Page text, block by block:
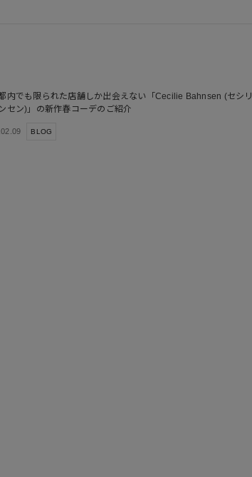
内でも限られた店舗しか出会えない「Cecilie Bahnsen (セシリ
セン)」の新作春コーデのご紹介
BLOG